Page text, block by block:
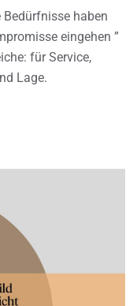
Bedürfnisse haben
eingehen ”
für Service,
Lage.